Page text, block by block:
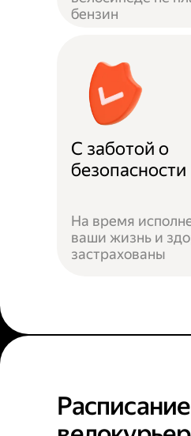
бензин
С заботой о
безопасности
На время
ваши жизнь и
застрахованы
Расписание